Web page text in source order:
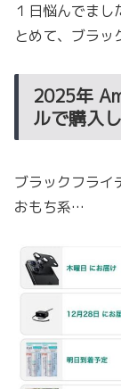
１日悩んでま
とめて、ブラッ
2025年
ルで購入
ブラックフライ
おもち系…